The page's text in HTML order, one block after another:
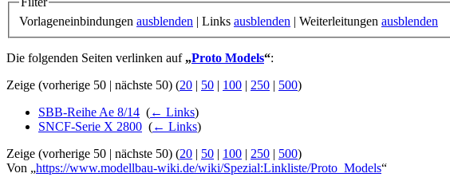
Vorlageneinbindungen ausblenden | Links ausblenden | Weiterleitungen ausblenden
Die folgenden Seiten verlinken auf „Proto Models“:
Zeige (vorherige 50 | nächste 50) (20 | 50 | 100 | 250 | 500)
SBB-Reihe Ae 8/14 (← Links)
SNCF-Serie X 2800 (← Links)
Zeige (vorherige 50 | nächste 50) (20 | 50 | 100 | 250 | 500)
Von „https://www.modellbau-wiki.de/wiki/Spezial:Linkliste/Proto_Models“